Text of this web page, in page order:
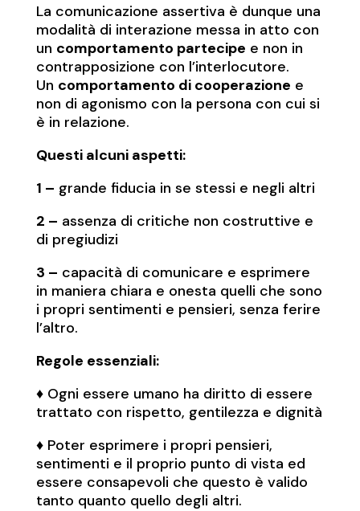
La comunicazione assertiva è dunque una
modalità di interazione messa in atto con
un comportamento partecipe e non in
contrapposizione con l’interlocutore.
Un comportamento di cooperazione e
non di agonismo con la persona con cui si
è in relazione.
Questi alcuni aspetti:
1 – grande fiducia in se stessi e negli altri
2 – assenza di critiche non costruttive e
di pregiudizi
3 – capacità di comunicare e esprimere
in maniera chiara e onesta quelli che sono
i propri sentimenti e pensieri, senza ferire
l’altro.
Regole essenziali:
♦︎ Ogni essere umano ha diritto di essere
trattato con rispetto, gentilezza e dignità
♦︎ Poter esprimere i propri pensieri,
sentimenti e il proprio punto di vista ed
essere consapevoli che questo è valido
tanto quanto quello degli altri.